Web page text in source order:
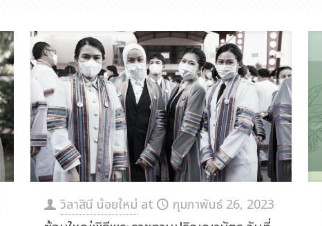
วิลาสินี น้อยใหม่ at กุมภาพันธ์ 26, 2023